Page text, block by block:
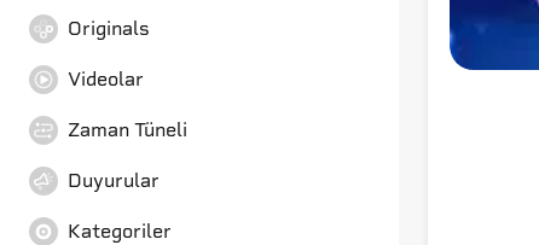
Originals
Videolar
Zaman Tüneli
Duyurular
Kategoriler